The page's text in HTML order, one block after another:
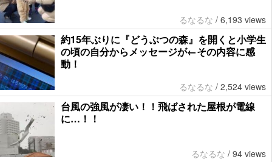
るなるな / 6,193 views
約15年ぶりに『どうぶつの森』を開くと小学生
の頃の自分からメッセージが←その内容に感
動！
るなるな / 2,524 views
台風の強風が凄い！！飛ばされた屋根が電線
に…！！
るなるな / 94 views